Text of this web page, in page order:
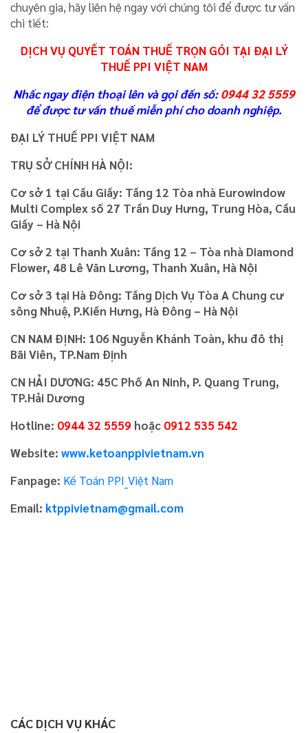
chuyên gia, hãy liên hệ ngay với chúng tôi để được tư vấn
chi tiết:
DỊCH VỤ QUYẾT TOÁN THUẾ TRỌN GÓI TẠI ĐẠI LÝ
THUẾ PPI VIỆT NAM
Nhấc ngay điện thoại lên và gọi đến số:0944 32 5559
để được tư vấn thuế miễn phí cho doanh nghiệp.
ĐẠI LÝ THUẾ PPI VIỆT NAM
TRỤ SỞ CHÍNH HÀ NỘI:
Cơ sở 1 tại Cầu Giấy: Tầng 12 Tòa nhà Eurowindow
Multi Complex số 27 Trần Duy Hưng, Trung Hòa, Cầu
Giấy – Hà Nội
Cơ sở 2 tại Thanh Xuân: Tầng 12 – Tòa nhà Diamond
Flower, 48 Lê Văn Lương, Thanh Xuân, Hà Nội
Cơ sở 3 tại Hà Đông: Tầng Dịch Vụ Tòa A Chung cư
sông Nhuệ, P.Kiến Hưng, Hà Đông – Hà Nội
CN NAM ĐỊNH: 106 Nguyễn Khánh Toàn, khu đô thị
Bãi Viên, TP.Nam Định
CN HẢI DƯƠNG: 45C Phố An Ninh, P. Quang Trung,
TP.Hải Dương
Hotline: 0944 32 5559 hoặc 0912 535 542
Website: www.ketoanppivietnam.vn
Fanpage: Kế Toán PPI_Việt Nam
Email: ktppivietnam@gmail.com
CÁC DỊCH VỤ KHÁC